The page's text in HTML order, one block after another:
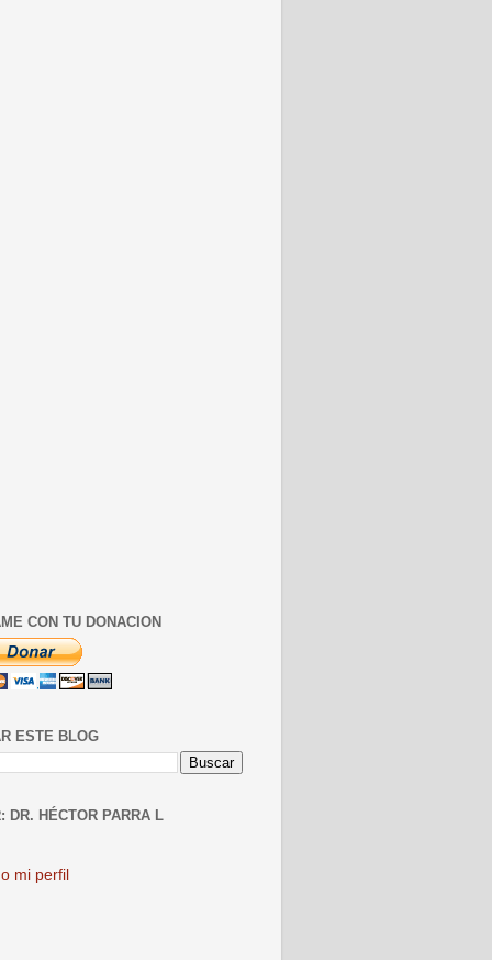
CON TU DONACION
ESTE BLOG
DR. HÉCTOR PARRA L
mi perfil